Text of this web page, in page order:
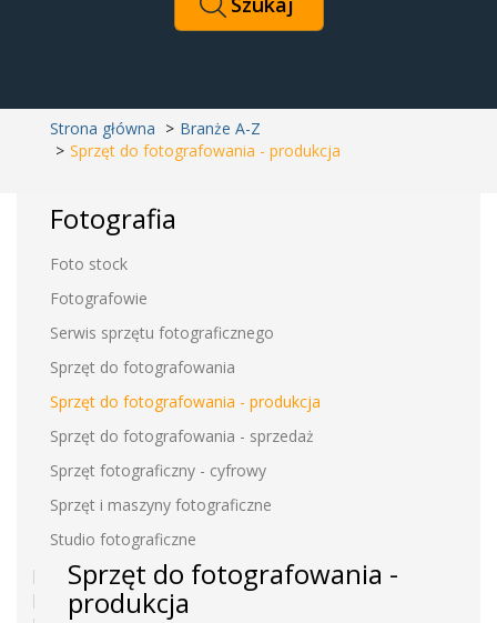
Strona główna
Branże A-Z
Sprzęt do fotografowania - produkcja
Fotografia
Foto stock
Fotografowie
Serwis sprzętu fotograficznego
Sprzęt do fotografowania
Sprzęt do fotografowania - produkcja
Sprzęt do fotografowania - sprzedaż
Sprzęt fotograficzny - cyfrowy
Sprzęt i maszyny fotograficzne
Studio fotograficzne
Sprzęt do fotografowania -
produkcja